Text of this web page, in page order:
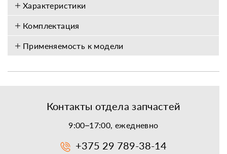
Характеристики
Комплектация
Применяемость к модели
Контакты отдела запчастей
9:00–17:00, ежедневно
+375 29 789-38-14